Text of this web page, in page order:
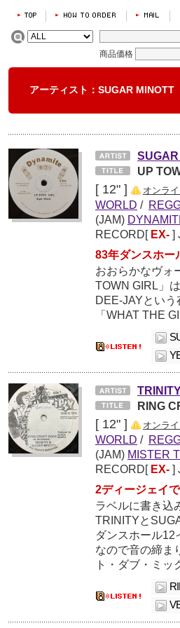
商品価格
アーティスト：SUGAR MINOTT
UP
[ 12" ] オンラ
WORLD /
(JAM)
RECORD[ EX- ]
83年ダンスホー
おおらかなヴォ
TOWN GIRL」
DEE-JAYとい
「WHAT THE
RING
[ 12" ] オンラ
WORLD /
(JAM) MISTER
RECORD[ EX- ]
2ディージェイ
ラベルに書き込
TRINITYと
ダンスホール12
なので音の締ま
ト・ダブ・ミッ